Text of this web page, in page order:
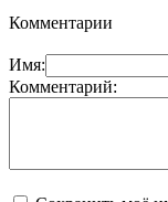
Комментарии
Имя:
Комментарий: